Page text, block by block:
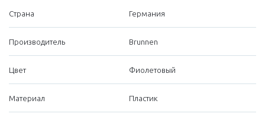
Страна Германия
Производитель Brunnen
Цвет Фиолетовый
Материал Пластик